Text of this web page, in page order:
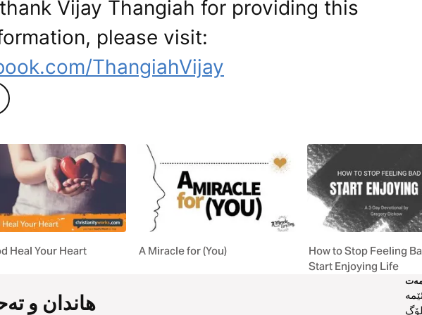
Vijay Thangiah for providing this
please visit:
ThangiahVijay
Heal Your Heart A Miracle for (You)
How to Stop Feeling
Start Enjoying Life
هاندان و